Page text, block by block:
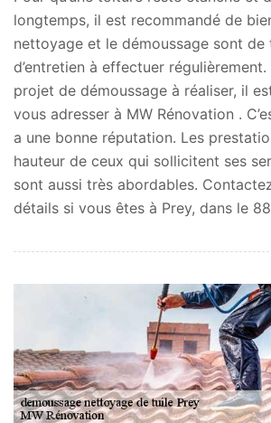
longtemps, il est recommandé de
nettoyage et le démoussage sont de
d’entretien à effectuer
projet de démoussage à réaliser, il
vous adresser à MW Rénovation .
a une bonne réputation. Les
hauteur de ceux qui sollicitent ses
sont aussi très abordables.
détails si vous êtes à Prey, dans le